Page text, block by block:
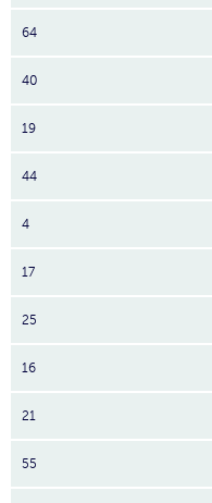
64
40
19
44
4
17
25
16
21
55